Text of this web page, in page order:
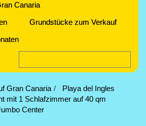
Canaria
Grundstücke zum Verkauf
Gran Canaria
Playa del Ingles
mit 1 Schlafzimmer auf 40 qm
Center